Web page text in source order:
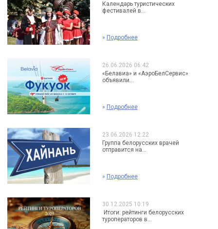
Календарь туристических
фестивалей в...
» Подробнее
26.06.2026 06:42
«Белавиа» и «АэроБелСервис»
объявили...
» Подробнее
23.06.2026 12:22
Группа белорусских врачей
отправится на...
» Подробнее
30.12.2025 10:19
Итоги: рейтинги белорусских
туроператоров в...